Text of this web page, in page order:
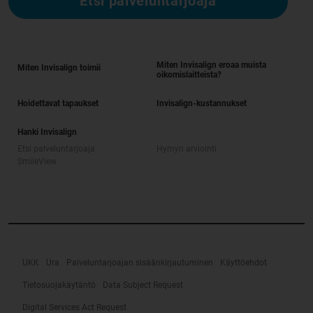
Miten Invisalign toimii
Miten Invisalign eroaa muista
oikomislaitteista?
Hoidettavat tapaukset Invisalign-kustannukset
Hanki Invisalign
UKK Ura Palveluntarjoajan sisäänkirjautuminen Käyttöehdot
Tietosuojakäytäntö Data Subject Request
Digital Services Act Request